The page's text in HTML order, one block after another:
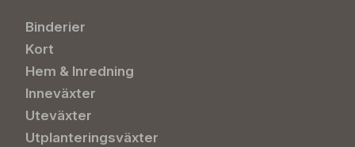
Binderier
Kort
Hem & Inredning
Inneväxter
Uteväxter
Utplanteringsväxter